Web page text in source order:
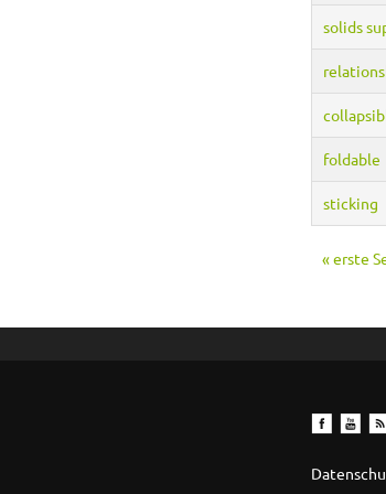
solids
foldable
sticking
« erste